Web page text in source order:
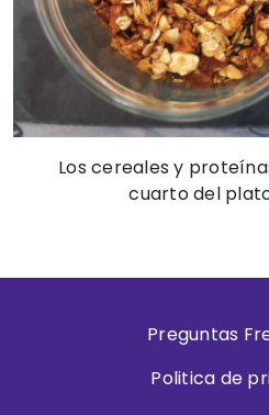
Los cereales y
cuarto del
Preguntas
Politica de